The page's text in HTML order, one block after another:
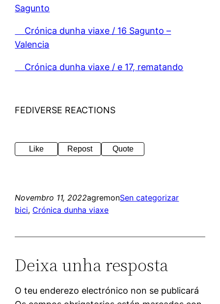
Sagunto
Crónica dunha viaxe / 16 Sagunto –
Valencia
Crónica dunha viaxe / e 17, rematando
FEDIVERSE REACTIONS
Like Repost Quote
Novembro 11, 2022agremonSen categorizar
bici, Crónica dunha viaxe
Deixa unha resposta
O teu enderezo electrónico non se publicará